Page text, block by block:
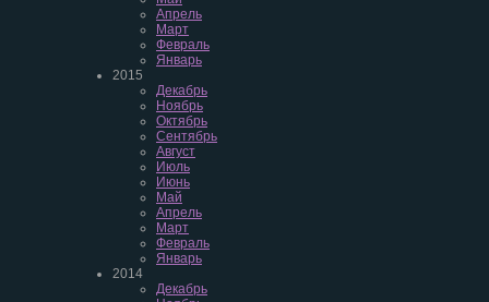
Апрель
Март
Февраль
Январь
2015
Декабрь
Ноябрь
Октябрь
Сентябрь
Август
Июль
Июнь
Май
Апрель
Март
Февраль
Январь
2014
Декабрь